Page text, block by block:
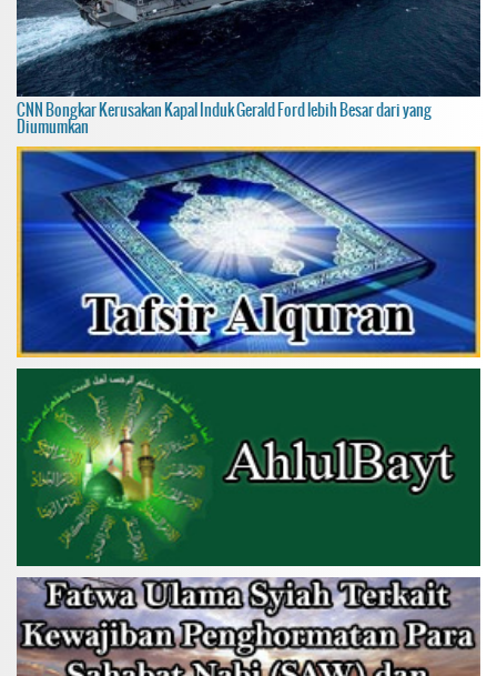
CNN Bongkar Kerusakan Kapal Induk Gerald Ford lebih Besar dari yang
Diumumkan